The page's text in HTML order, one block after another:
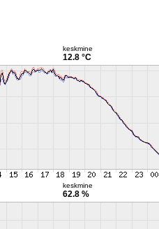
keskmine
12.8 °C
keskmine
62.8 %